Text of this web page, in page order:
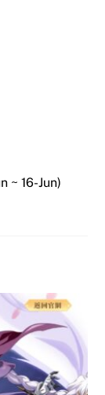
~ 16-Jun)